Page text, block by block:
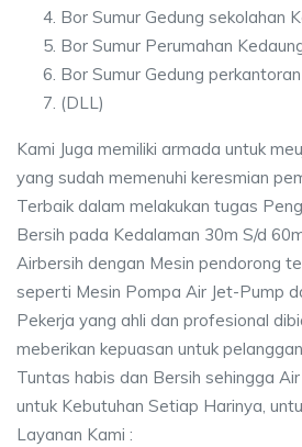
Bor Sumur Gedung sekolahan
Bor Sumur Perumahan
Bor Sumur Gedung
(DLL)
Kami Juga memiliki armada untuk
yang sudah memenuhi keresmian
Terbaik dalam melakukan tugas
Bersih pada Kedalaman 30m S/d
Airbersih dengan Mesin pendorong
seperti Mesin Pompa Air Jet-Pump
Pekerja yang ahli dan profesional
meberikan kepuasan untuk
Tuntas habis dan Bersih sehingga
untuk Kebutuhan Setiap Harinya,
Layanan Kami :